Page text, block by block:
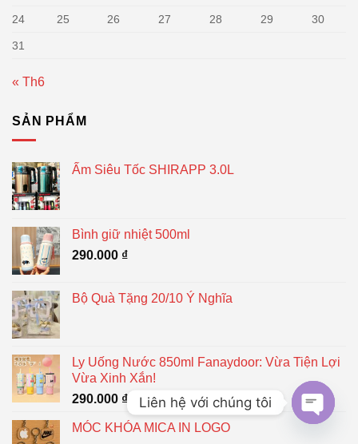
24 25 26 27 28 29 30
31
« Th6
SẢN PHẨM
Ấm Siêu Tốc SHIRAPP 3.0L
Bình giữ nhiệt 500ml
290.000 ₫
Bộ Quà Tặng 20/10 Ý Nghĩa
Ly Uống Nước 850ml Fanaydoor: Vừa Tiện Lợi
Vừa Xinh Xắn!
290.000 ₫
MÓC KHÓA MICA IN LOGO
Liên hệ với chúng tôi